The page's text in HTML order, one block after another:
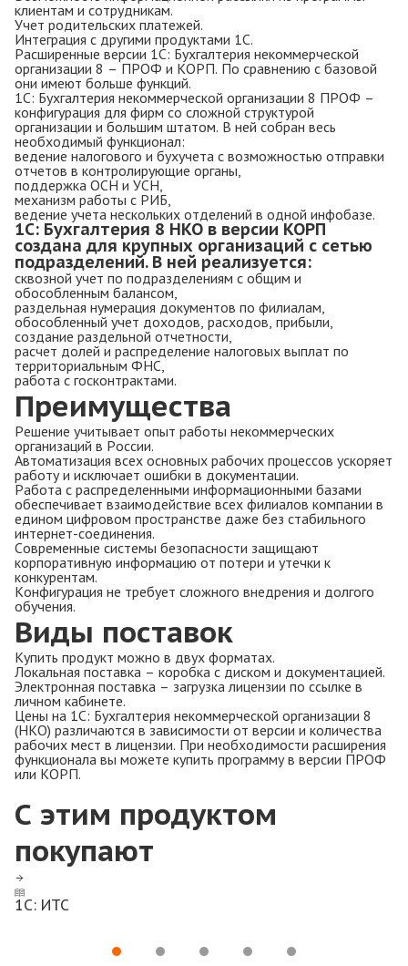
клиентам и сотрудникам.
Учет родительских платежей.
Интеграция с другими продуктами 1С.
Расширенные версии 1С: Бухгалтерия некоммерческой
организации 8 – ПРОФ и КОРП. По сравнению с базовой
они имеют больше функций.
1С: Бухгалтерия некоммерческой организации 8 ПРОФ –
конфигурация для фирм со сложной структурой
организации и большим штатом. В ней собран весь
необходимый функционал:
ведение налогового и бухучета с возможностью отправки
отчетов в контролирующие органы,
поддержка ОСН и УСН,
механизм работы с РИБ,
ведение учета нескольких отделений в одной инфобазе.
1С: Бухгалтерия 8 НКО в версии КОРП
создана для крупных организаций с сетью
подразделений. В ней реализуется:
сквозной учет по подразделениям с общим и
обособленным балансом,
раздельная нумерация документов по филиалам,
обособленный учет доходов, расходов, прибыли,
создание раздельной отчетности,
расчет долей и распределение налоговых выплат по
территориальным ФНС,
работа с госконтрактами.
Преимущества
Решение учитывает опыт работы некоммерческих
организаций в России.
Автоматизация всех основных рабочих процессов ускоряет
работу и исключает ошибки в документации.
Работа с распределенными информационными базами
обеспечивает взаимодействие всех филиалов компании в
едином цифровом пространстве даже без стабильного
интернет-соединения.
Современные системы безопасности защищают
корпоративную информацию от потери и утечки к
конкурентам.
Конфигурация не требует сложного внедрения и долгого
обучения.
Виды поставок
Купить продукт можно в двух форматах.
Локальная поставка – коробка с диском и документацией.
Электронная поставка – загрузка лицензии по ссылке в
личном кабинете.
Цены на 1С: Бухгалтерия некоммерческой организации 8
(НКО) различаются в зависимости от версии и количества
рабочих мест в лицензии. При необходимости расширения
функционала вы можете купить программу в версии ПРОФ
или КОРП.
С этим продуктом
покупают
1С: ИТС